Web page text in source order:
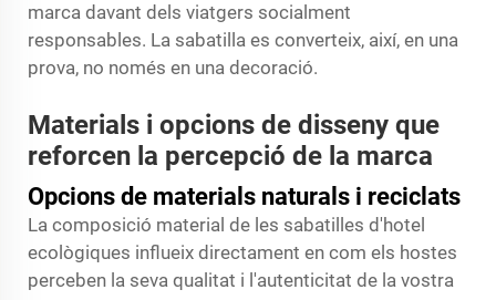
marca davant dels viatgers socialment
responsables. La sabatilla es converteix, així, en una
prova, no només en una decoració.
Materials i opcions de disseny que
reforcen la percepció de la marca
Opcions de materials naturals i reciclats
La composició material de les sabatilles d'hotel
ecològiques influeix directament en com els hostes
perceben la seva qualitat i l'autenticitat de la vostra